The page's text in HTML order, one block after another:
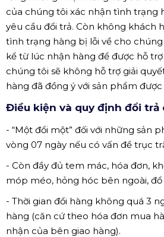
của chúng tôi xác nhận tình trạng
yêu cầu đổi trả. Còn không khách
tình trạng hàng bị lỗi về cho
kể từ lúc nhận hàng để được hỗ
chúng tôi sẽ không hỗ trợ giải
hàng đã đồng ý với sản phẩm được
Điều kiện và quy định đổi trả
- “Một đổi một” đối với những sản
vòng 07 ngày nếu có vấn đề trục
- Còn đầy đủ tem mác, hóa đơn,
móp méo, hỏng hóc bên ngoài, đổ
- Thời gian đổi hàng không quá 3
hàng (căn cứ theo hóa đơn mua
nhận của bên giao hàng).